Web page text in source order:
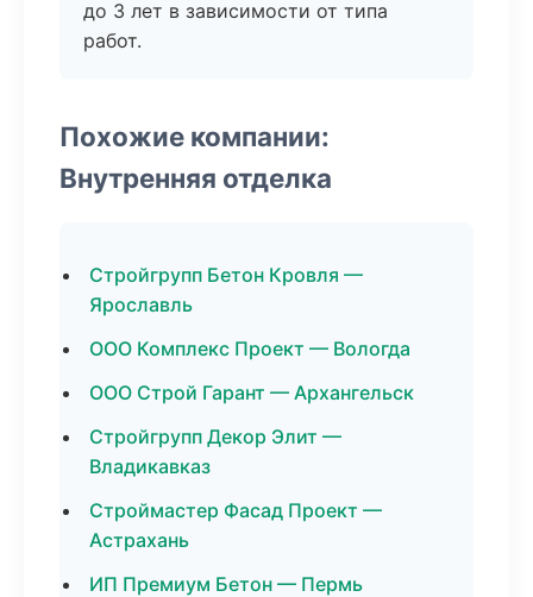
до 3 лет в зависимости от типа
работ.
Похожие компании:
Внутренняя отделка
Стройгрупп Бетон Кровля —
Ярославль
ООО Комплекс Проект — Вологда
ООО Строй Гарант — Архангельск
Стройгрупп Декор Элит —
Владикавказ
Строймастер Фасад Проект —
Астрахань
ИП Премиум Бетон — Пермь